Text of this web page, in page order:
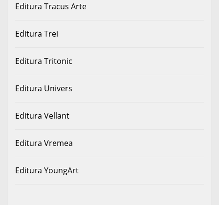
Editura Tracus Arte
Editura Trei
Editura Tritonic
Editura Univers
Editura Vellant
Editura Vremea
Editura YoungArt